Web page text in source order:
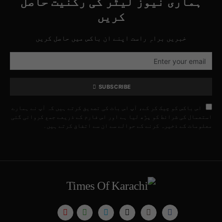
کریں
خبریں براہِ راست اپنے ان باکس میں حاصل کریں
SUBSCRIBE
اس باکس کو چیک کر کے، آپ اس بات کی تصدیق کرتے ہیں کہ آپ نے ہمارے
استعمال کی شرائط کو پڑھ لیا ہے اور اس فارم کے ذریعے جمع کروائی گئی
معلومات کے ذخیرہ کرنے کے حوالے سے ان سے اتفاق کرتے ہیں۔